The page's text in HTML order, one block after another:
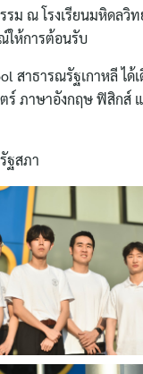
รม ณ โรงเรียนมหิดลวิ
ให้การต้อนรับ
สาธารณรัฐเกาหลี ได้
ร์ ภาษาอังกฤษ ฟิสิกส์
ฐสภา